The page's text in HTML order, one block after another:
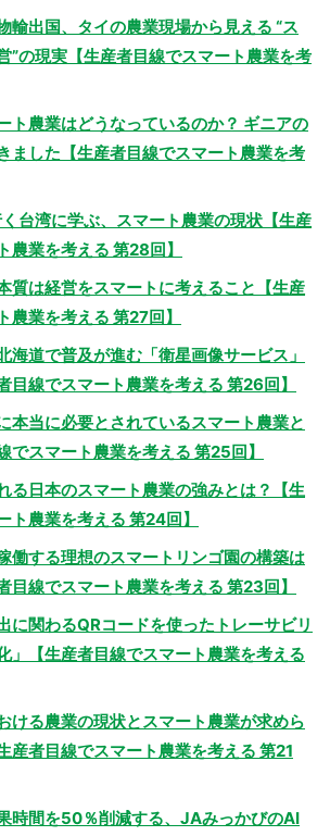
輸出国、タイの農業現場から見える “ス
”の現実【生産者目線でスマート農業を考
ト農業はどうなっているのか？ ギニアの
ました【生産者目線でスマート農業を考
台湾に学ぶ、スマート農業の現状【生産
農業を考える 第28回】
質は経営をスマートに考えること【生産
農業を考える 第27回】
海道で普及が進む「衛星画像サービス」
目線でスマート農業を考える 第26回】
本当に必要とされているスマート農業と
でスマート農業を考える 第25回】
る日本のスマート農業の強みとは？【生
ト農業を考える 第24回】
働する理想のスマートリンゴ園の構築は
目線でスマート農業を考える 第23回】
に関わるQRコードを使ったトレーサビリ
」【生産者目線でスマート農業を考える
ける農業の現状とスマート農業が求めら
産者目線でスマート農業を考える 第21
時間を50％削減する、JAみっかびのAI